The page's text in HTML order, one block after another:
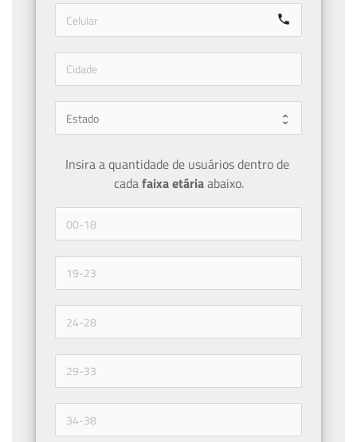
call
Insira a quantidade de usuários dentro de
cada faixa etária abaixo.